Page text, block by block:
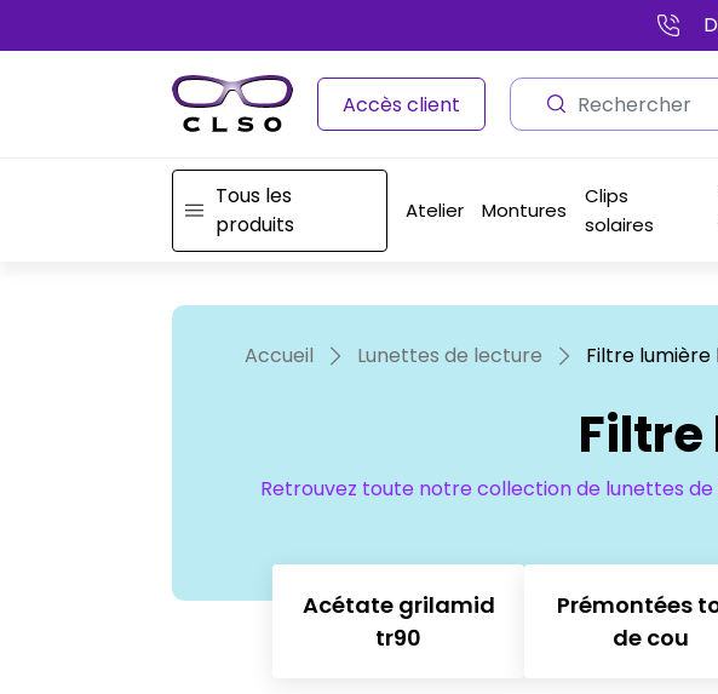
Accès client
Tous les
produits
Atelier Montures
Clips
solaires
Accueil Lunettes de lecture Filtre lumière
Retrouvez toute notre collection de lunettes
Acétate grilamid
tr90
Prémontées
de cou